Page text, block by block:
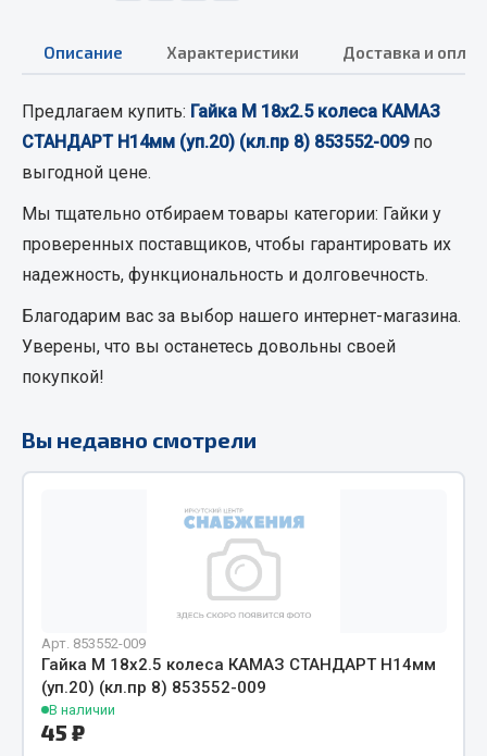
Весь раздел
МЕТИЗЫ
Болты
Пресс-масленки
Пружины
Хомуты
Весь раздел
Соединительные элементы
Адаптеры и переходники
Трубки, муфты, гайки
Угольники
Фитинги
Штуцеры
Описание Характеристики Доставка и
Предлагаем купить: Гайка М 18х2.5 колеса КАМАЗ
СТАНДАРТ Н14мм (уп.20) (кл.пр 8) 853552-009по
выгодной цене.
Мы тщательно отбираем товары категории: Гайки у
проверенных поставщиков, чтобы гарантировать их
надежность, функциональность и долговечность.
Благодарим вас за выбор нашего интернет-магазина.
Уверены, что вы останетесь довольны своей
покупкой!
Вы недавно смотрели
Арт. 853552-009
Гайка М 18х2.5 колеса КАМАЗ СТАНДАРТ Н14мм
(уп.20) (кл.пр 8) 853552-009
В наличии
45 ₽